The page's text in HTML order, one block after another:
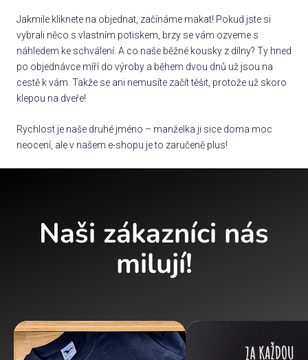
Jakmile kliknete na objednat, začínáme makat! Pokud jste si
vybrali něco s vlastním potiskem, brzy se vám ozveme s
náhledem ke schválení. A co naše běžné kousky z dílny? Ty hned
po objednávce míří do výroby a během dvou dnů už jsou na
cestě k vám. Takže se ani nemusíte začít těšit, protože už skoro
klepou na dveře!
Rychlost je naše druhé jméno – manželka ji sice doma moc
neocení, ale v našem e-shopu je to zaručeně plus!
Naši zákazníci nás
milují!